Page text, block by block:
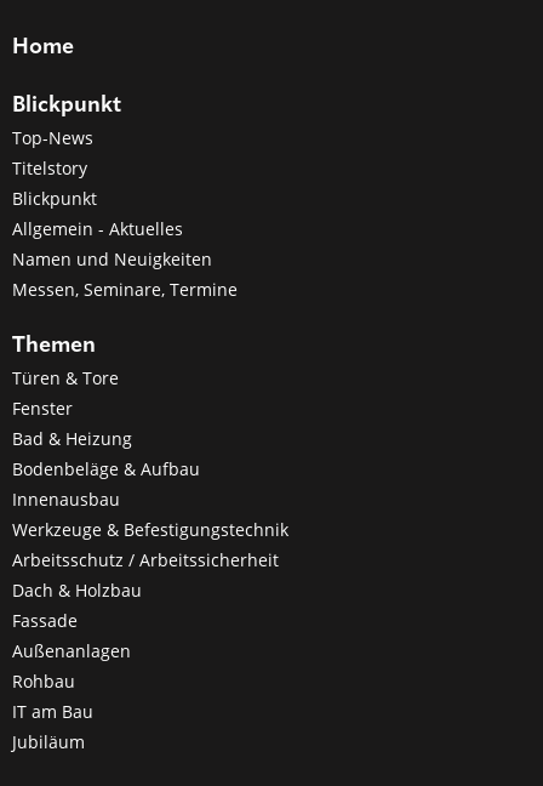
Home
Blickpunkt
Top-News
Titelstory
Blickpunkt
Allgemein - Aktuelles
Namen und Neuigkeiten
Messen, Seminare, Termine
Themen
Türen & Tore
Fenster
Bad & Heizung
Bodenbeläge & Aufbau
Innenausbau
Werkzeuge & Befestigungstechnik
Arbeitsschutz / Arbeitssicherheit
Dach & Holzbau
Fassade
Außenanlagen
Rohbau
IT am Bau
Jubiläum